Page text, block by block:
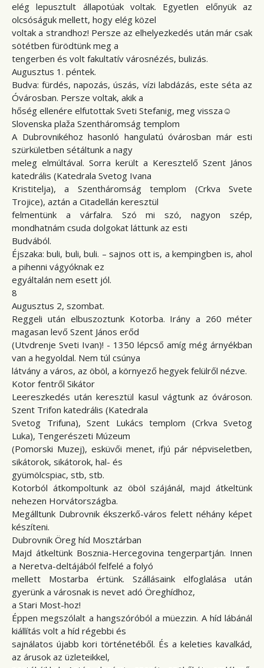
elég lepusztult állapotúak voltak. Egyetlen előnyük az
olcsóságuk mellett, hogy elég közel
voltak a strandhoz! Persze az elhelyezkedés után már csak
sötétben fürödtünk meg a
tengerben és volt fakultatív városnézés, bulizás.
Augusztus 1. péntek.
Budva: fürdés, napozás, úszás, vízi labdázás, este séta az
Óvárosban. Persze voltak, akik a
hőség ellenére elfutottak Sveti Stefanig, meg vissza☺
Slovenska plaža Szentháromság templom
A Dubrovnikéhoz hasonló hangulatú óvárosban már esti
szürkületben sétáltunk a nagy
meleg elmúltával. Sorra került a Keresztelő Szent János
katedrális (Katedrala Svetog Ivana
Kristitelja), a Szentháromság templom (Crkva Svete
Trojice), aztán a Citadellán keresztül
felmentünk a várfalra. Szó mi szó, nagyon szép,
mondhatnám csuda dolgokat láttunk az esti
Budvából.
Éjszaka: buli, buli, buli. – sajnos ott is, a kempingben is, ahol
a pihenni vágyóknak ez
egyáltalán nem esett jól.
8
Augusztus 2, szombat.
Reggeli után elbuszoztunk Kotorba. Irány a 260 méter
magasan levő Szent János erőd
(Utvdrenje Sveti Ivan)! - 1350 lépcső amíg még árnyékban
van a hegyoldal. Nem túl csúnya
látvány a város, az öböl, a környező hegyek felülről nézve.
Kotor fentről Sikátor
Leereszkedés után keresztül kasul vágtunk az óvároson.
Szent Trifon katedrális (Katedrala
Svetog Trifuna), Szent Lukács templom (Crkva Svetog
Luka), Tengerészeti Múzeum
(Pomorski Muzej), esküvői menet, ifjú pár népviseletben,
sikátorok, sikátorok, hal- és
gyümölcspiac, stb, stb.
Kotorból átkompoltunk az öböl szájánál, majd átkeltünk
nehezen Horvátországba.
Megálltunk Dubrovnik ékszerkő-város felett néhány képet
készíteni.
Dubrovnik Öreg híd Mosztárban
Majd átkeltünk Bosznia-Hercegovina tengerpartján. Innen
a Neretva-deltájából felfelé a folyó
mellett Mostarba értünk. Szállásaink elfoglalása után
gyerünk a városnak is nevet adó Öreghídhoz,
a Stari Most-hoz!
Éppen megszólalt a hangszóróból a müezzin. A híd lábánál
kiállítás volt a híd régebbi és
sajnálatos újabb kori történetéből. És a keleties kavalkád,
az árusok az üzleteikkel,